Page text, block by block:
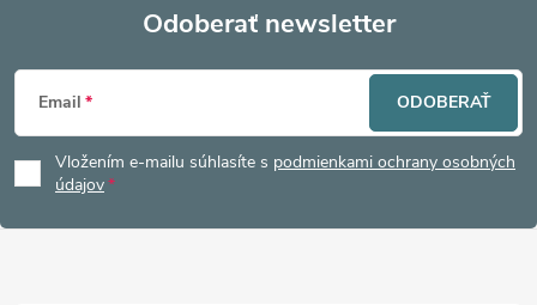
Z
á
p
Odoberať newsletter
Email
Vložením e-mailu súhlasíte s podmienkami ochrany osobných
údajov
ODOBERAŤ